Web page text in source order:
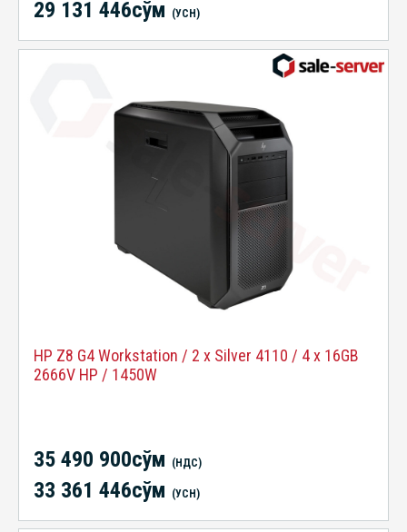
29 131 446сўм (УСН)
HP Z8 G4 Workstation / 2 x Silver 4110 / 4 x 16GB
2666V HP / 1450W
35 490 900сўм (НДС)
33 361 446сўм (УСН)